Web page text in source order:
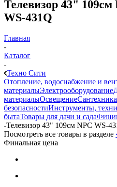
Телевизор 43" 109см
WS-431Q
Главная
-
Каталог
-
Техно Сити
Отопление, водоснабжение и
материалыЭлектрооборудование
материалыОсвещениеСантехника
безопасностиИнструменты,
бытаТовары для дачи и сада
-Телевизор 43" 109см NPC WS-
Посмотреть все товары в разделе
Финальная цена